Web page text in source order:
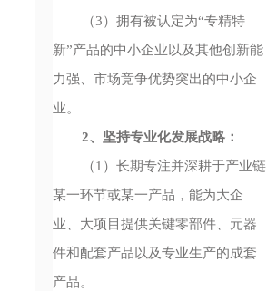
（3）拥有被认定为“专精特
新”产品的中小企业以及其他创新能
力强、市场竞争优势突出的中小企
业。
2、坚持专业化发展战略：
（1）长期专注并深耕于产业链
某一环节或某一产品，能为大企
业、大项目提供关键零部件、元器
件和配套产品以及专业生产的成套
产品。